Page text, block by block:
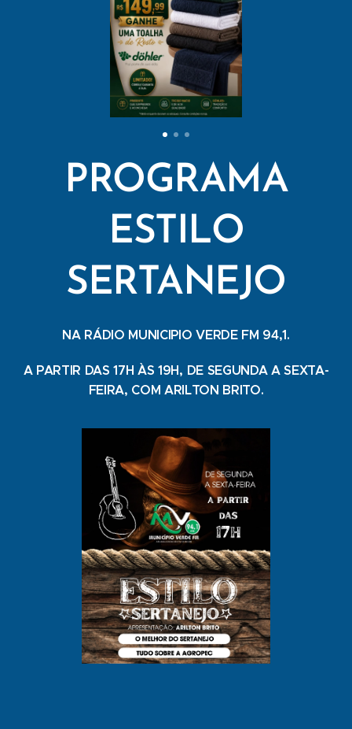
PROGRAMA
ESTILO
SERTANEJO
NA RÁDIO MUNICIPIO VERDE FM 94,1.
A PARTIR DAS 17H ÀS 19H, DE SEGUNDA A SEXTA-
FEIRA, COM ARILTON BRITO.